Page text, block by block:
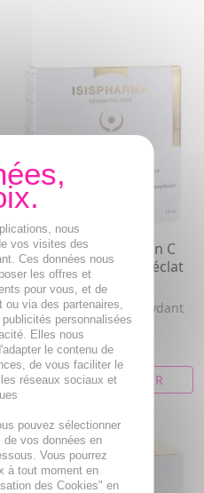
ISISPHARMA Geneskin C
Premium Concentré éclat
10ml
Concentré éclat. Antioxydant
haute performance.
41,62€
AJOUTER AU PANIER
nous
vos visites des
Ces données nous
les offres et
pour vous, et de
ou via des partenaires,
personnalisées
Elles nous
le contenu de
de vous faciliter le
réseaux sociaux et
pouvez sélectionner
de vos données en
Vous pourrez
à tout moment en
des Cookies" en